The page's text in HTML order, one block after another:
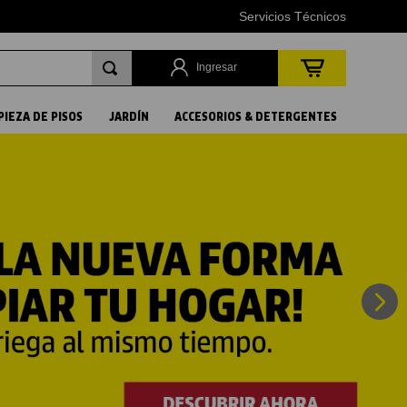
Servicios Técnicos
Ingresar
DE PISOS JARDÍN ACCESORIOS & DETERGENTES